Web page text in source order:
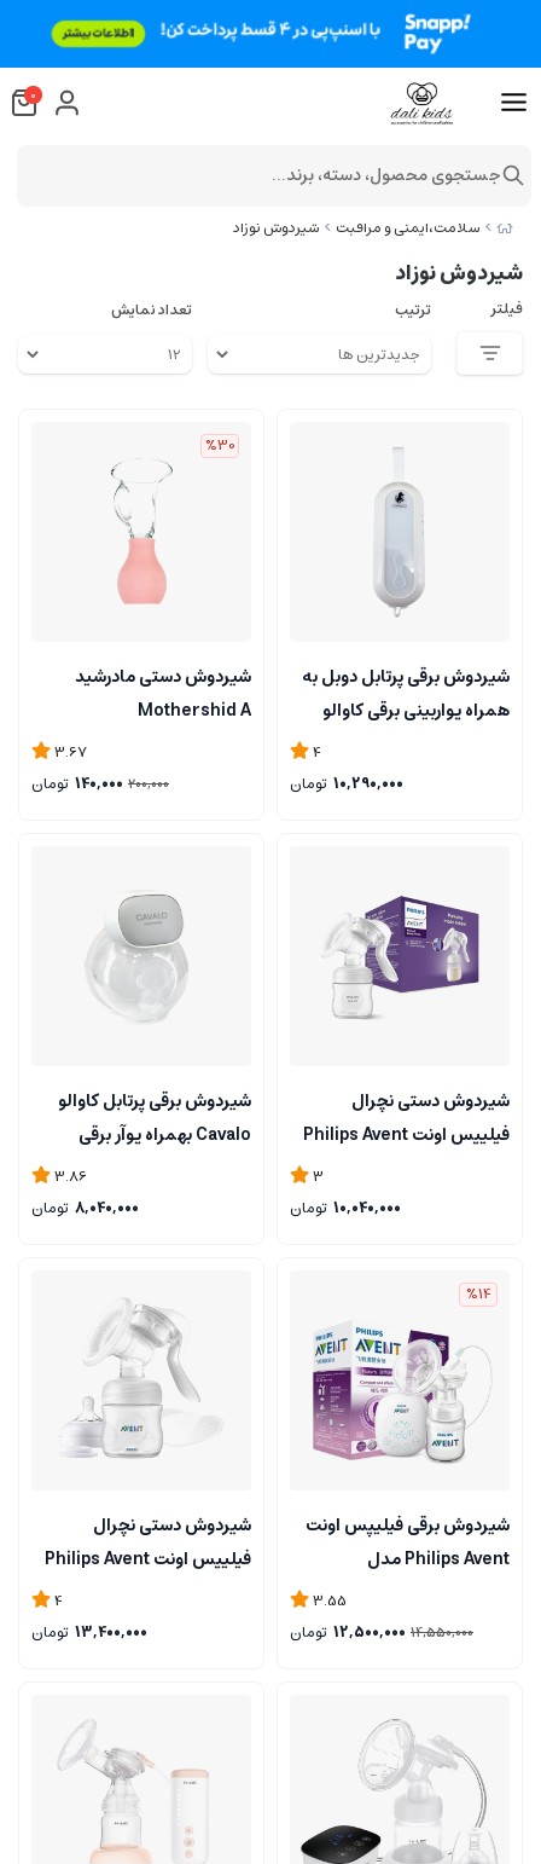
سلامت،ایمنی و مراقبت شیردوش نوزاد
شیردوش نوزاد
فیلتر ترتیب تعداد نمایش
شیردوش برقی پرتابل دوبل به
همراه پواربینی برقی کاوالو
4
10,290,000 تومان
%30
شیردوش دستی مادرشید
Mothershid A
3.67
200,000
140,000 تومان
شیردوش دستی نچرال
فیلیپس اونت Philips Avent
3
10,040,000 تومان
شیردوش برقی پرتابل کاوالو
Cavalo بهمراه پوآر برقی
3.86
8,040,000 تومان
%14
شیردوش برقی فیلیپس اونت
Philips Avent مدل
3.55
14,550,000
12,500,000 تومان
شیردوش دستی نچرال
فیلیپس اونت Philips Avent
4
13,400,000 تومان
0
جستجوی محصول، دسته، برند...